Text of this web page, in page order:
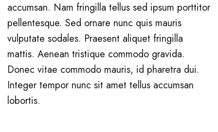
accumsan. Nam fringilla tellus sed ipsum porttitor
pellentesque. Sed ornare nunc quis mauris
vulputate sodales. Praesent aliquet fringilla
mattis. Aenean tristique commodo gravida.
Donec vitae commodo mauris, id pharetra dui.
Integer tempor nunc sit amet tellus accumsan
lobortis.